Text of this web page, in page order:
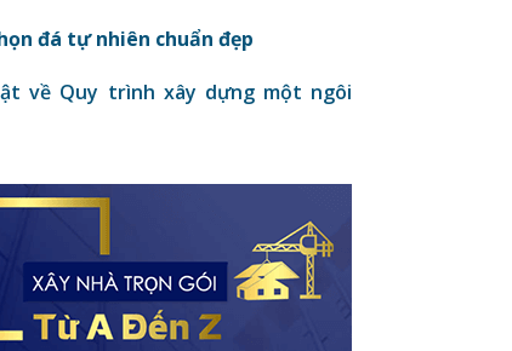
đá tự nhiên chuẩn đẹp
về Quy trình xây dựng một ngôi